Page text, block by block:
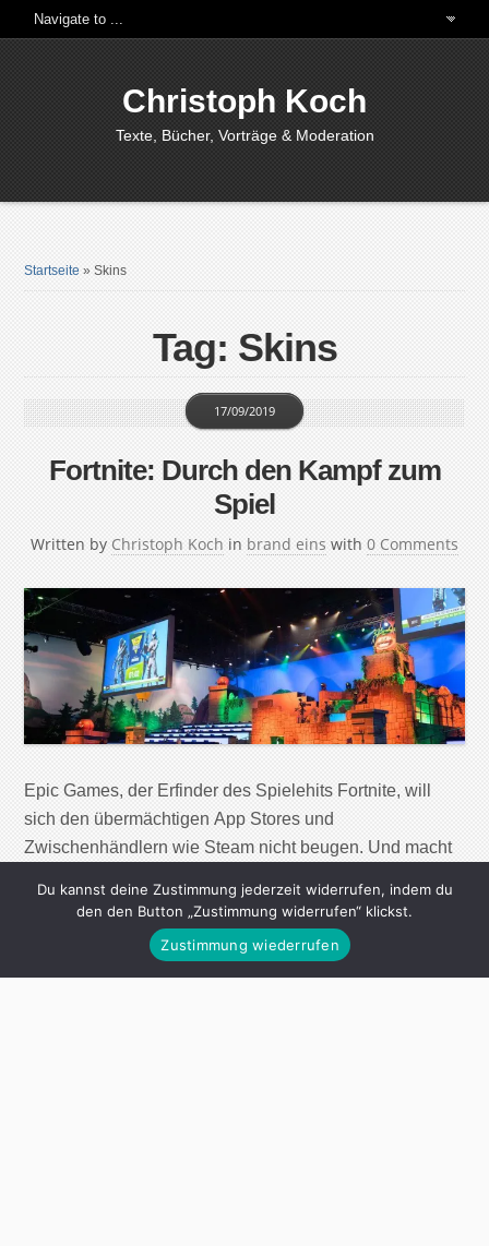
Christoph Koch
Texte, Bücher, Vorträge & Moderation
Startseite »Skins
Tag: Skins
Fortnite: Durch den Kampf zum
Spiel
Written by Christoph Koch
17/09/2019
in brand eins with 0 Comments
Epic Games, der Erfinder des Spielehits Fortnite, will
sich den übermächtigen App Stores und
Zwischenhändlern wie Steam nicht beugen. Und macht
Dinge den größten Erfolg. 100 Spieler springen mit
einem Fallschirm über einer Insel ab. Sie sammeln
Waffen und kämpfen in einem immer kleiner werdenden
Du kannst deine Zustimmung jederzeit widerrufen, indem du
den den Button „Zustimmung widerrufen“ klickst.
Zustimmung wiederrufen